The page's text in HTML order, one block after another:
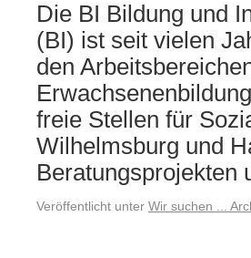
Die BI Bildung und
(BI) ist seit vielen
den
freie Stellen für
Wilhelmsburg und
Beratungsprojekten
Veröffentlicht unter Wir suchen ...